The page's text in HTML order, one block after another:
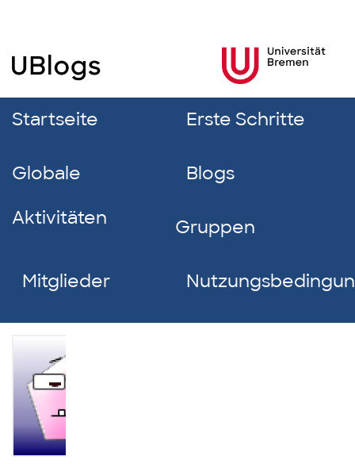
Startseite Erste Schritte
Globale
Aktivitäten
Blogs
Gruppen
Mitglieder